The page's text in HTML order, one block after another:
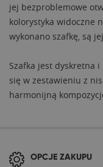
jej bezproblemowe
kolorystyka widoczne
wykonano szafkę, są
Szafka jest dyskretna
się w zestawieniu z
harmonijną
OPCJE ZAKUPU